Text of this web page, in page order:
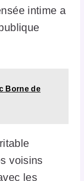
intime a
Borne de
voisins
les